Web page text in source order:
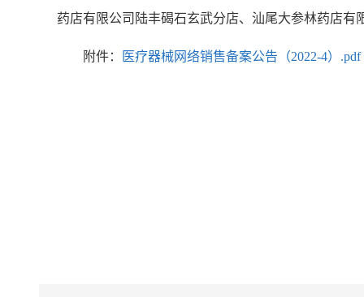
药店有限公司陆丰碣石玄武分店、汕尾大参林药店
附件： 医疗器械网络销售备案公告（2022-4）.pdf